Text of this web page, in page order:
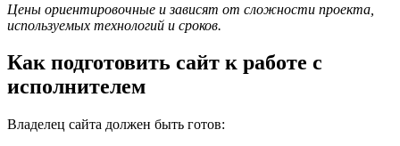
Цены ориентировочные и зависят от сложности проекта,
используемых технологий и сроков.
Как подготовить сайт к работе с
исполнителем
Владелец сайта должен быть готов: